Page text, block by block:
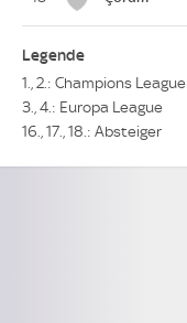
Legende
1., 2.: Champions League
3., 4.: Europa League
16., 17., 18.: Absteiger